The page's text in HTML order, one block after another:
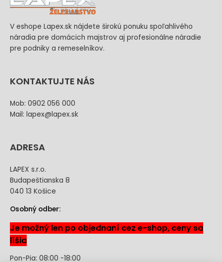
V eshope Lapex.sk nájdete širokú ponuku spoľahlivého
náradia pre domácich majstrov aj profesionálne náradie
pre podniky a remeselníkov.
KONTAKTUJTE NÁS
Mob: 0902 056 000
Mail: lapex@lapex.sk
ADRESA
LAPEX s.r.o.
Budapeštianska 8
040 13 Košice
Osobný odber:
Je možný len po objednaní cez e-shop, ceny sa
líšia
Pon-Pia: 08:00 -18:00